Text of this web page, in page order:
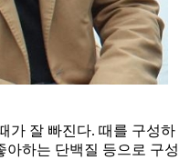
가 잘 빠진다. 때를 구성하
아하는 단백질 등으로 구성